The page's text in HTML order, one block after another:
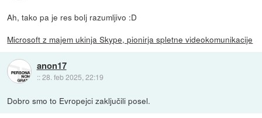
Ah, tako pa je res bolj razumljivo :D
Microsoft z majem ukinja Skype, pionirja spletne videokomunikacije
anon17
::28. feb 2025, 22:19
Dobro smo to Evropejci zaključili posel.